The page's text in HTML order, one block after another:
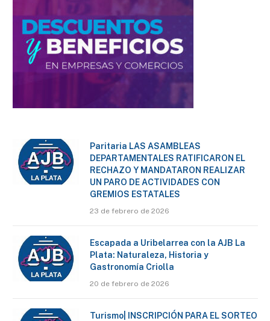
Paritaria LAS ASAMBLEAS
DEPARTAMENTALES RATIFICARON EL
RECHAZO Y MANDATARON REALIZAR
UN PARO DE ACTIVIDADES CON
GREMIOS ESTATALES
23 de febrero de 2026
Escapada a Uribelarrea con la AJB La
Plata: Naturaleza, Historia y
Gastronomía Criolla
20 de febrero de 2026
Turismo| INSCRIPCIÓN PARA EL SORTEO